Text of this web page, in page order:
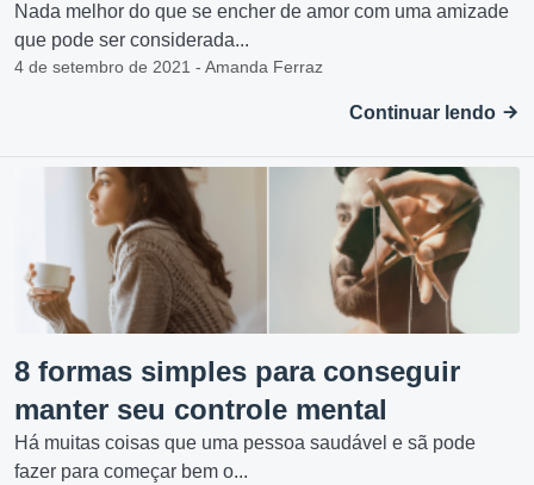
Nada melhor do que se encher de amor com uma amizade
que pode ser considerada...
4 de setembro de 2021 - Amanda Ferraz
Continuar lendo
8 formas simples para conseguir
manter seu controle mental
Há muitas coisas que uma pessoa saudável e sã pode
fazer para começar bem o...